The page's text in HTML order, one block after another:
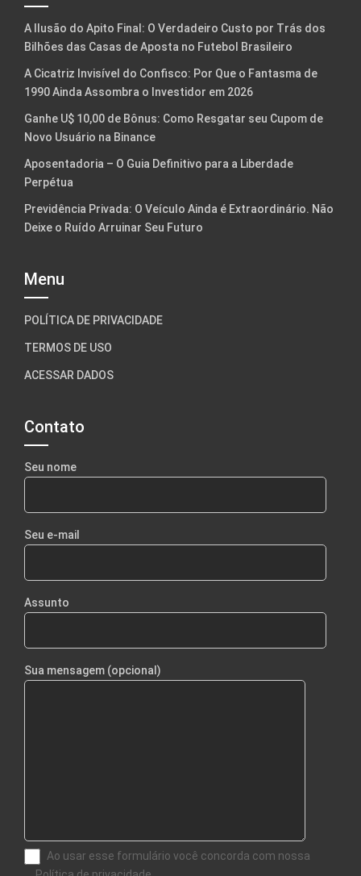
A Ilusão do Apito Final: O Verdadeiro Custo por Trás dos
Bilhões das Casas de Aposta no Futebol Brasileiro
A Cicatriz Invisível do Confisco: Por Que o Fantasma de
1990 Ainda Assombra o Investidor em 2026
Ganhe U$ 10,00 de Bônus: Como Resgatar seu Cupom de
Novo Usuário na Binance
Aposentadoria – O Guia Definitivo para a Liberdade
Perpétua
Previdência Privada: O Veículo Ainda é Extraordinário. Não
Deixe o Ruído Arruinar Seu Futuro
Menu
POLÍTICA DE PRIVACIDADE
TERMOS DE USO
ACESSAR DADOS
Contato
Seu nome
Seu e-mail
Assunto
Sua mensagem (opcional)
Ao usar esse formulário você concorda com nossa